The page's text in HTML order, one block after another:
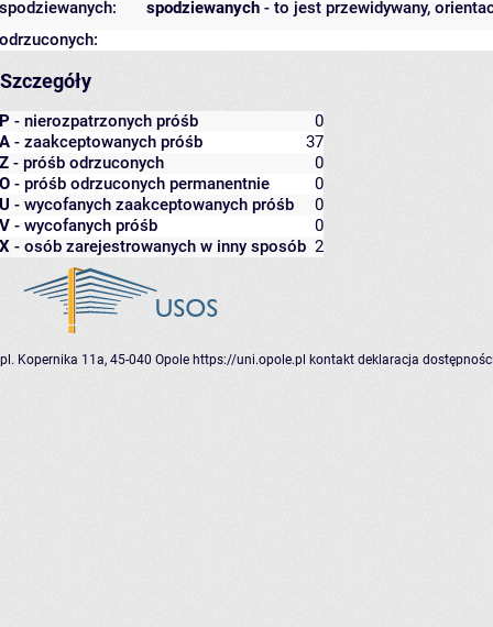
spodziewanych - to jest przewidywany,
spodziewanych:
odrzuconych:
Szczegóły
P - nierozpatrzonych próśb
0
A - zaakceptowanych próśb
37
Z - próśb odrzuconych
0
O - próśb odrzuconych permanentnie
0
U - wycofanych zaakceptowanych próśb
0
V - wycofanych próśb
0
X - osób zarejestrowanych w inny sposób 2
pl. Kopernika 11a, 45-040 Opole https://uni.opole.pl kontakt deklaracja